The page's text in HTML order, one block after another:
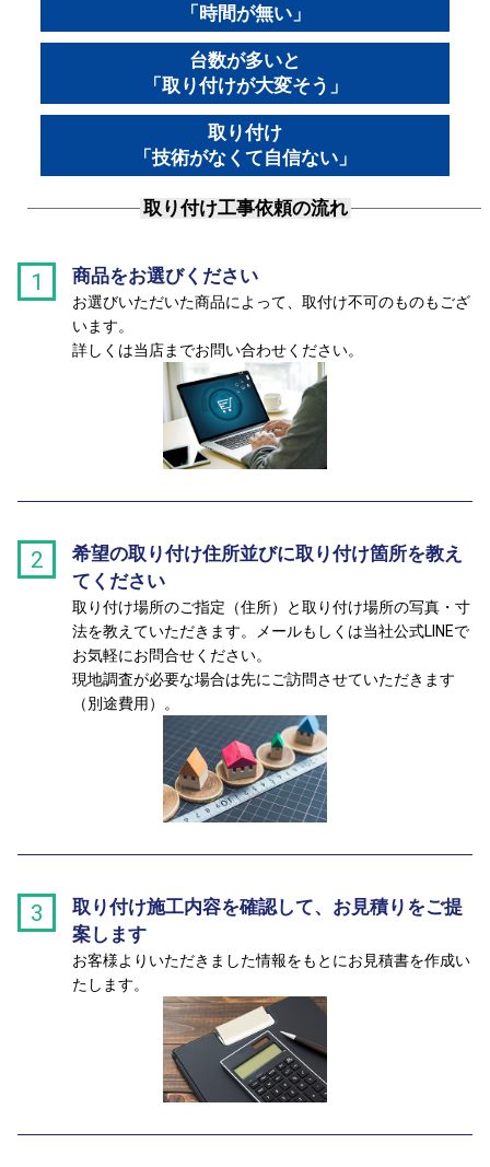
「時間が無い」
台数が多いと
「取り付けが大変そう」
取り付け
「技術がなくて自信ない」
取り付け工事依頼の流れ
1 商品をお選びください
お選びいただいた商品によって、取付け不可のものもござ
います。
詳しくは当店までお問い合わせください。
2
希望の取り付け住所並びに取り付け箇所を教え
てください
取り付け場所のご指定（住所）と取り付け場所の写真・寸
法を教えていただきます。メールもしくは当社公式LINEで
お気軽にお問合せください。
現地調査が必要な場合は先にご訪問させていただきます
（別途費用）。
3
取り付け施工内容を確認して、お見積りをご提
案します
お客様よりいただきました情報をもとにお見積書を作成い
たします。